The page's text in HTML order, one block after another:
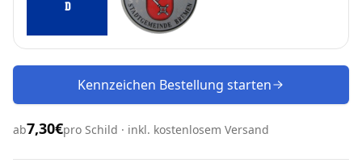
D
Kennzeichen Bestellung starten
ab7,30€pro Schild · inkl. kostenlosem Versand